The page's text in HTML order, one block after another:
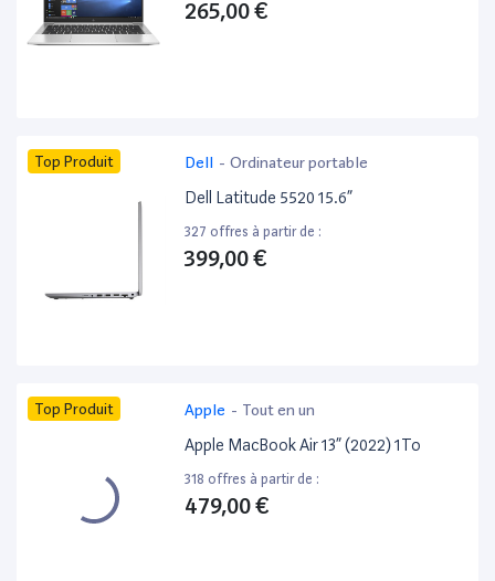
265,00 €
Top Produit Dell - Ordinateur portable
Dell Latitude 5520 15.6”
327 offres à partir de :
399,00 €
Top Produit Apple - Tout en un
Apple MacBook Air 13” (2022) 1To
318 offres à partir de :
479,00 €